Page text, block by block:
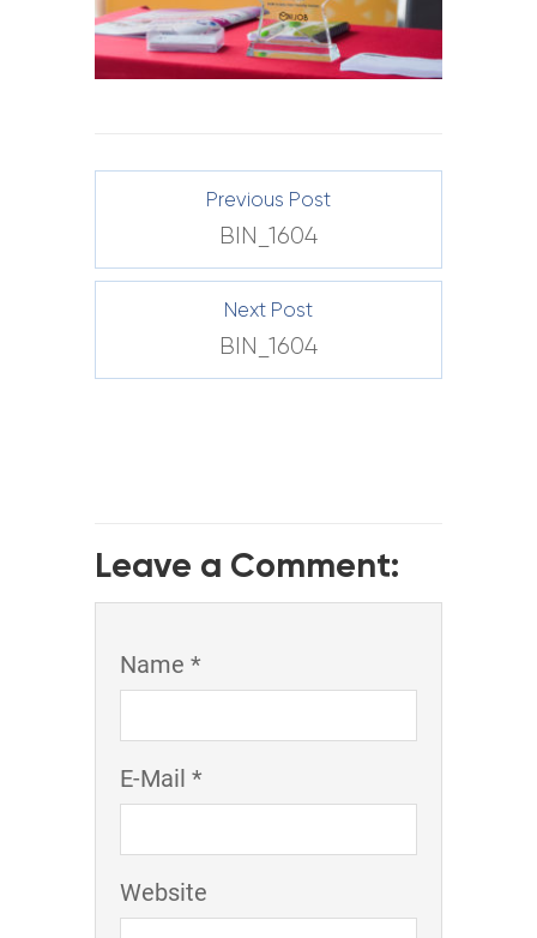
Previous Post
BIN_1604
Next Post
BIN_1604
Leave a Comment:
Name *
E-Mail *
Website